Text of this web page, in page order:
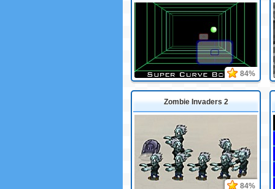
84%
Zombie Invaders 2
84%